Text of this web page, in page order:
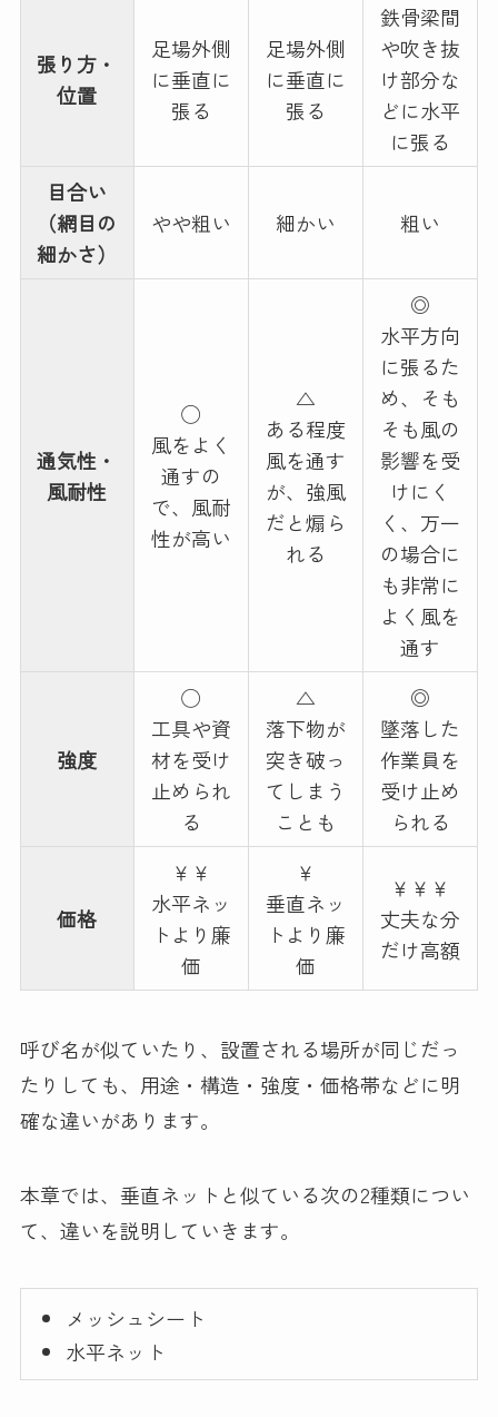
張り方・
位置
足場外側
に垂直に
張る
足場外側
に垂直に
張る
鉄骨梁間
や吹き抜
け部分な
どに水平
に張る
目合い
（網目の
細かさ）
やや粗い 細かい 粗い
通気性・
風耐性
◯
風をよく
通すの
で、風耐
性が高い
△
ある程度
風を通す
が、強風
だと煽ら
れる
◎
水平方向
に張るた
め、そも
そも風の
影響を受
けにく
く、万一
の場合に
も非常に
よく風を
通す
強度
◯
工具や資
材を受け
止められ
る
△
落下物が
突き破っ
てしまう
ことも
◎
墜落した
作業員を
受け止め
られる
価格
￥￥
水平ネッ
トより廉
価
￥
垂直ネッ
トより廉
価
￥￥￥
丈夫な分
だけ高額
呼び名が似ていたり、設置される場所が同じだっ
たりしても、用途・構造・強度・価格帯などに明
確な違いがあります。
本章では、垂直ネットと似ている次の2種類につい
て、違いを説明していきます。
メッシュシート
水平ネット